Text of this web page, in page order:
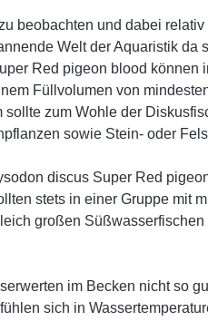
beobachten und dabei
Welt der Aquaristik
Red pigeon blood
Füllvolumen von
zum Wohle der
sowie Stein- oder
discus Super Red
stets in einer Gruppe mit
großen
im Becken nicht so
sich in